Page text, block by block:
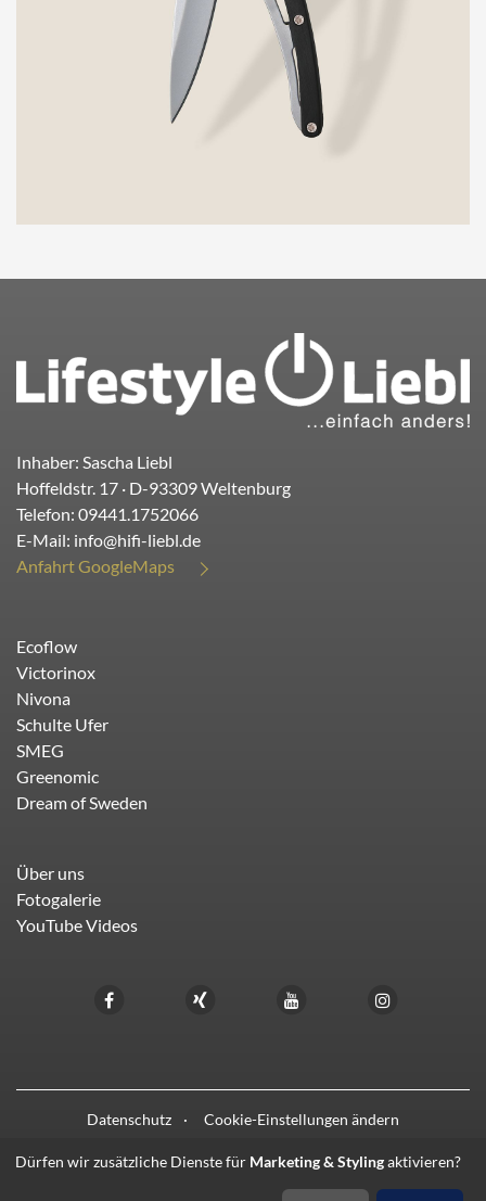
Inhaber: Sascha Liebl
Hoffeldstr. 17 · D-93309Weltenburg
Telefon: 09441.1752066
E-Mail: info@hifi-liebl.de
Anfahrt GoogleMaps
Ecoflow
Victorinox
Nivona
Schulte Ufer
SMEG
Greenomic
Dream of Sweden
Über uns
Fotogalerie
YouTube Videos
Datenschutz Cookie-Einstellungen ändern
Dürfen wir zusätzliche Dienste für Marketing & Stylingaktivieren?